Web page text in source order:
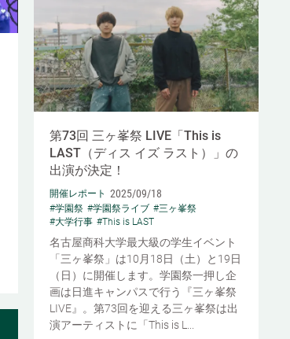
第73回 三ヶ峯祭 LIVE「This is
LAST（ディス イズ ラスト）」の
出演が決定！
開催レポート 2025/09/18
#学園祭 #学園祭ライブ #三ヶ峯祭
#大学行事 #This is LAST
名古屋商科大学最大級の学生イベント
「三ヶ峯祭」は10月18日（土）と19日
（日）に開催します。学園祭一押し企
画は日進キャンパスで行う『三ヶ峯祭
LIVE』。第73回を迎える三ヶ峯祭は出
演アーティストに「This is L...